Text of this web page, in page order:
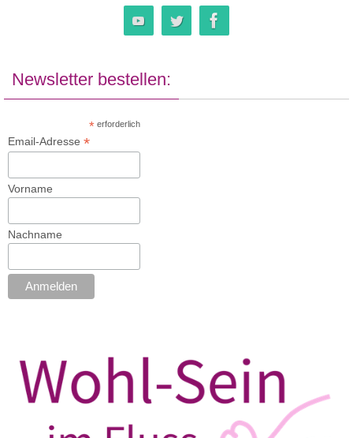
Newsletter bestellen:
* erforderlich
Email-Adresse*
Vorname
Nachname